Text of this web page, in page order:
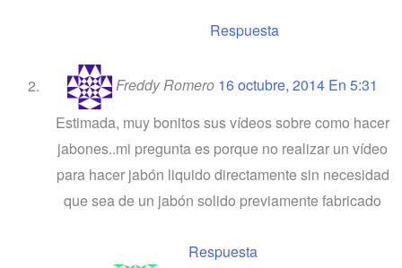
Respuesta
Freddy Romero 16 octubre, 2014 En 5:31
Estimada, muy bonitos sus vídeos sobre como hacer
jabones..mi pregunta es porque no realizar un vídeo
para hacer jabón liquido directamente sin necesidad
que sea de un jabón solido previamente fabricado
Respuesta